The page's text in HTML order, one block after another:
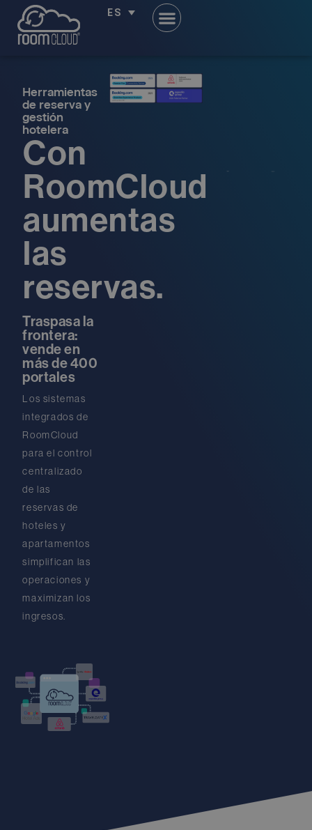
ES
Herramientas
de reserva y
gestión
hotelera
Con
RoomCloud
aumentas
las
reservas.
Traspasa la
frontera:
vende en
más de 400
portales
Los sistemas
integrados de
RoomCloud
para el control
centralizado
de las
reservas de
hoteles y
apartamentos
simplifican las
operaciones y
maximizan los
ingresos.